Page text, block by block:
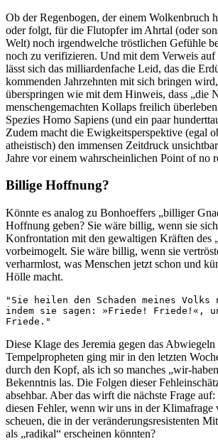
Ob der Regenbogen, der einem Wolkenbruch
oder folgt, für die Flutopfer im Ahrtal (oder
Welt) noch irgendwelche tröstlichen Gefühle
noch zu verifizieren. Und mit dem Verweis
lässt sich das milliardenfache Leid, das die
kommenden Jahrzehnten mit sich bringen
überspringen wie mit dem Hinweis, dass „die
menschengemachten Kollaps freilich
Spezies Homo Sapiens (und ein paar
Zudem macht die Ewigkeitsperspektive (egal
atheistisch) den immensen Zeitdruck
Jahre vor einem wahrscheinlichen Point of no
Billige Hoffnung?
Könnte es analog zu Bonhoeffers „billiger
Hoffnung geben? Sie wäre billig, wenn sie
Konfrontation mit den gewaltigen Kräften des
vorbeimogelt. Sie wäre billig, wenn sie
verharmlost, was Menschen jetzt schon und
Hölle macht.
"Sie heilen den Schaden meines Volks
indem sie sagen: »Friede! Friede!«,
Friede."
Diese Klage des Jeremia gegen das Abwiegeln
Tempelpropheten ging mir in den letzten
durch den Kopf, als ich so manches „wir-
Bekenntnis las. Die Folgen dieser
absehbar. Aber das wirft die nächste Frage
diesen Fehler, wenn wir uns in der Klimafrage
scheuen, die in der veränderungsresistenten
als „radikal“ erscheinen könnten?